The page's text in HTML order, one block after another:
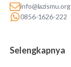
info@lazismu.org
0856-1626-222
Selengkapnya